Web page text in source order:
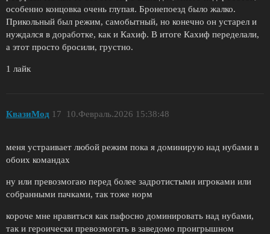
особенно концовка очень глупая. Бронепоезд было жалко.
Прикольный был режим, самобытный, но конечно он устарел и
нуждался в доработке, как и Кахиф. В итоге Кахиф переделали,
а этот просто бросили, грустно.
1 лайк
КвазиМод 10.Февраль.2026 15:38:48
17
меня устраивает любой режим пока я доминирую над нубами в
обоих командах
ну или превозмогаю перед более задротистыми игроками или
собранными пачками, так тоже норм
короче мне нравиться как пафосно доминировать над нубами,
так и героически превозмогать в заведомо проигрышном